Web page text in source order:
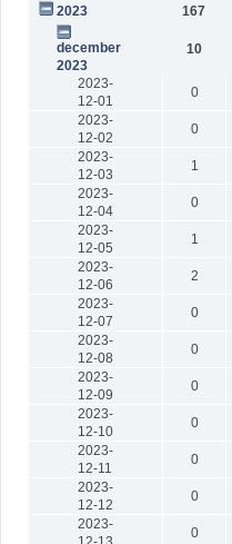
2023
167
december
2023
10
2023-
12-01
0
2023-
12-02
0
2023-
12-03
1
2023-
12-04
0
2023-
12-05
1
2023-
12-06
2
2023-
12-07
0
2023-
12-08
0
2023-
12-09
0
2023-
12-10
0
2023-
12-11
0
2023-
12-12
0
2023-
0